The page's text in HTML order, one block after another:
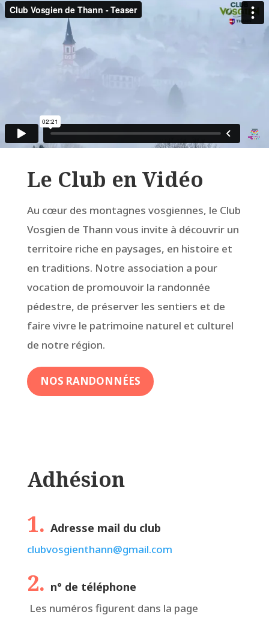
Le Club en Vidéo
Au cœur des montagnes vosgiennes, le Club
Vosgien de Thann vous invite à découvrir un
territoire riche en paysages, en histoire et
en traditions. Notre association a pour
vocation de promouvoir la randonnée
pédestre, de préserver les sentiers et de
faire vivre le patrimoine naturel et culturel
de notre région.
NOS RANDONNÉES
Adhésion
1. Adresse mail du club
clubvosgienthann@gmail.com
2. n° de téléphone
Les numéros figurent dans la page